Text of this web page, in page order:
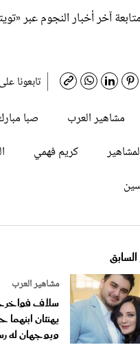
آخر أخبار النجوم عبر
تابعونا
مشاهير العرب
صبا
كريم فهمي
مشاهير العرب
سلاف
يهنئان
ويوجهان له